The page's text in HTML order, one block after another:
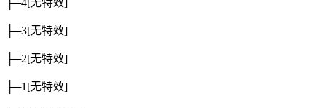
├─4 [无特效]
├─3[无特效]
├─2[无特效]
├─1 [无特效]